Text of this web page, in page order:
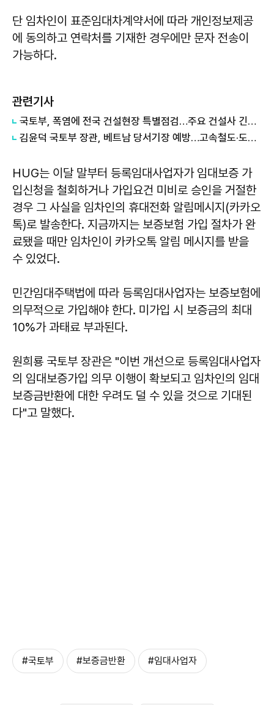
단 임차인이 표준임대차계약서에 따라 개인정보제공
에 동의하고 연락처를 기재한 경우에만 문자 전송이
가능하다.
관련기사
국토부, 폭염에 전국 건설현장 특별점검…주요 건설사 긴급회의 개최
김윤덕 국토부 장관, 베트남 당서기장 예방…고속철도·도시개발 협력 구체화
HUG는 이달 말부터 등록임대사업자가 임대보증 가
입신청을 철회하거나 가입요건 미비로 승인을 거절한
경우 그 사실을 임차인의 휴대전화 알림메시지(카카오
톡)로 발송한다. 지금까지는 보증보험 가입 절차가 완
료됐을 때만 임차인이 카카오톡 알림 메시지를 받을
수 있었다.
민간임대주택법에 따라 등록임대사업자는 보증보험에
의무적으로 가입해야 한다. 미가입 시 보증금의 최대
10%가 과태료 부과된다.
원희룡 국토부 장관은 "이번 개선으로 등록임대사업자
의 임대보증가입 의무 이행이 확보되고 임차인의 임대
보증금반환에 대한 우려도 덜 수 있을 것으로 기대된
다"고 말했다.
#국토부 #보증금반환 #임대사업자